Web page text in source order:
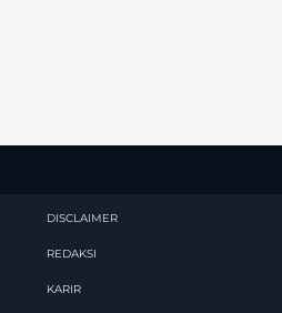
DISCLAIMER
REDAKSI
KARIR